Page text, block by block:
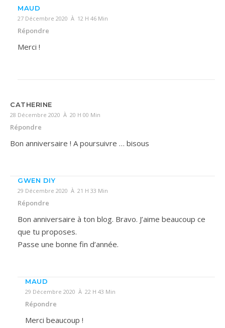
MAUD
27 Décembre 2020 À 12 H 46 Min
Répondre
Merci !
CATHERINE
28 Décembre 2020 À 20 H 00 Min
Répondre
Bon anniversaire ! A poursuivre … bisous
GWEN DIY
29 Décembre 2020 À 21 H 33 Min
Répondre
Bon anniversaire à ton blog. Bravo. J’aime beaucoup ce
que tu proposes.
Passe une bonne fin d’année.
MAUD
29 Décembre 2020 À 22 H 43 Min
Répondre
Merci beaucoup !